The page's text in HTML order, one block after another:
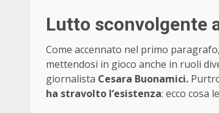
Lutto sconvolgente
Come accennato nel primo
mettendosi in gioco anche in ruoli
giornalista Cesara Buonamici.
ha stravolto l’esistenza: ecco cosa